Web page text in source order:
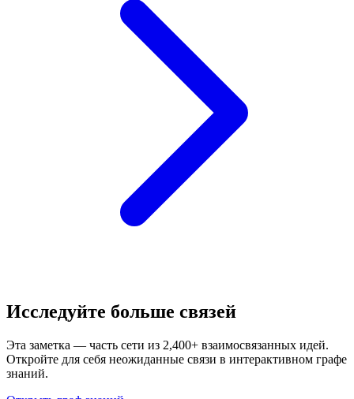
Исследуйте больше связей
Эта заметка — часть сети из 2,400+ взаимосвязанных идей.
Откройте для себя неожиданные связи в интерактивном графе
знаний.